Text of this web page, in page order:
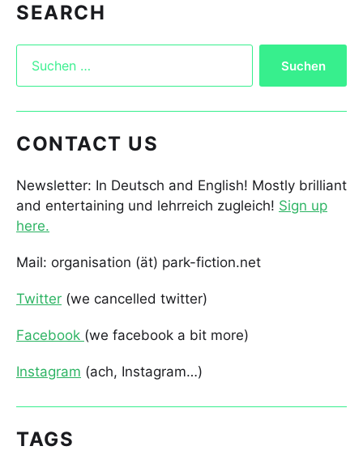
SEARCH
CONTACT US
Newsletter: In Deutsch and English! Mostly brilliant
and entertaining und lehrreich zugleich! Sign up
here.
Mail: organisation (ät) park-fiction.net
Twitter (we cancelled twitter)
Facebook (we facebook a bit more)
Instagram (ach, Instagram…)
TAGS